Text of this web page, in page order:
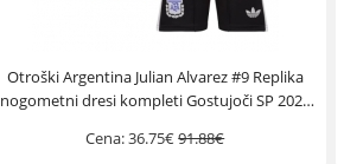
Otroški Argentina Julian Alvarez #9 Replika
nogometni dresi kompleti Gostujoči SP 2026
Cena:36.75€91.88€